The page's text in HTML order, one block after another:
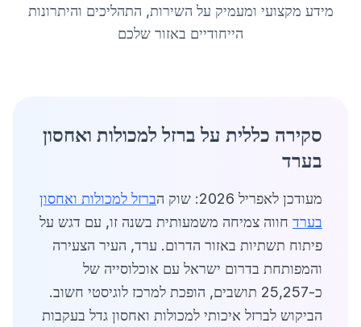
מידע מקצועי ומעמיק על השירות, התהליכים והיתרונות
הייחודיים באזור שלכם
סקירה כללית על ברזל למכולות ואחסון
בערד
מעודכן לאפריל 2026: שוק ה
ברזל למכולות ואחסון
בערד חווה צמיחה משמעותית בשנה זו, עם דגש על
פיתוח תשתיות באזור הדרום. ערד, העיר הצעירה
והמפותחת בדרום ישראל עם אוכלוסייה של
כ-25,257 תושבים, הופכת למרכז לוגיסטי חשוב.
הביקוש לברזל איכותי למכולות ואחסון גדל בעקבות